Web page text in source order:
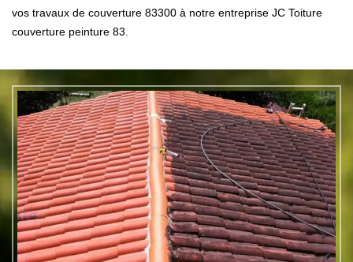
vos travaux de couverture 83300 à notre entreprise JC Toiture
couverture peinture 83.